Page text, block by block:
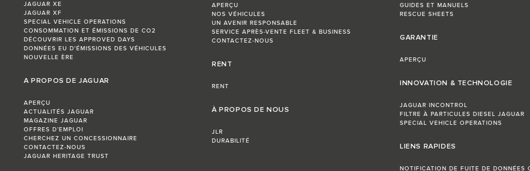
JAGUAR XE
JAGUAR XF
SPECIAL VEHICLE OPERATIONS
CONSOMMATION ET ÉMISSIONS DE CO2
DÉCOUVRIR LES APPROVED DAYS
DONNÉES EU D'ÉMISSIONS DES VÉHICULES
NOUVELLE ÈRE
A PROPOS DE JAGUAR
APERÇU
ACTUALITÉS JAGUAR
MAGAZINE JAGUAR
OFFRES D’EMPLOI
CHERCHEZ UN CONCESSIONNAIRE
CONTACTEZ-NOUS
JAGUAR HERITAGE TRUST
APERÇU
NOS VÉHICULES
UN AVENIR RESPONSABLE
SERVICE APRÈS-VENTE FLEET & BUSINESS
CONTACTEZ-NOUS
RENT
RENT
À PROPOS DE NOUS
JLR
DURABILITÉ
GUIDES ET MANUELS
RESCUE SHEETS
GARANTIE
APERÇU
INNOVATION & TECHNOLOGIE
JAGUAR INCONTROL
FILTRE À PARTICULES DIESEL JAGUAR
SPECIAL VEHICLE OPERATIONS
LIENS RAPIDES
NOTIFICATION DE FUITE DE DONNÉES